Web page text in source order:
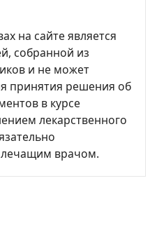
на сайте является
собранной из
и не может
принятия решения об
в курсе
лекарственного
лечащим врачом.